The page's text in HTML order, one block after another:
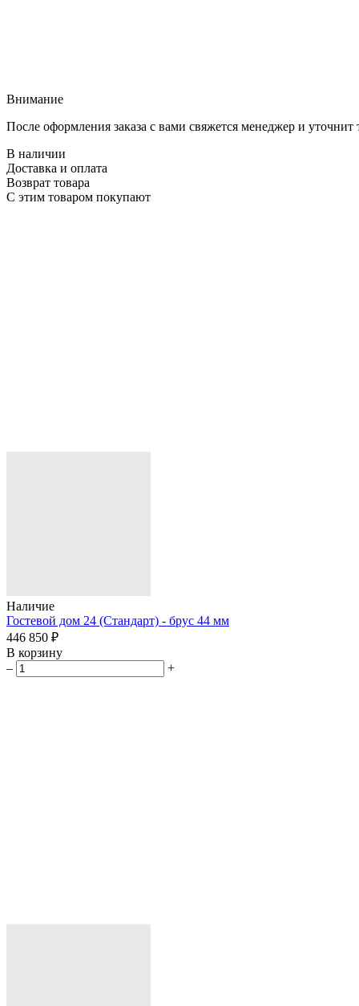
Внимание
После оформления заказа с вами свяжется менеджер и уточнит
В наличии
Доставка и оплата
Возврат товара
С этим товаром покупают
Наличие
Гостевой дом 24 (Стандарт) - брус 44 мм
446 850 ₽
В корзину
–
+